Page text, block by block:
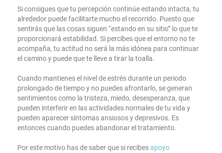
Si consigues que tu percepción continúe estando intacta, tu
alrededor puede facilitarte mucho el recorrido. Puesto que
sentirás que las cosas siguen “estando en su sitio” lo que te
proporcionará estabilidad. Si percibes que el entorno no te
acompaña, tu actitud no será la más idónea para continuar
el camino y puede que te lleve a tirar la toalla.
Cuando mantienes el nivel de estrés durante un periodo
prolongado de tiempo y no puedes afrontarlo, se generan
sentimientos como la tristeza, miedo, desesperanza, que
pueden interferir en las actividades normales de tu vida y
pueden aparecer síntomas ansiosos y depresivos. Es
entonces cuando puedes abandonar el tratamiento.
Por este motivo has de saber que si recibesapoyo